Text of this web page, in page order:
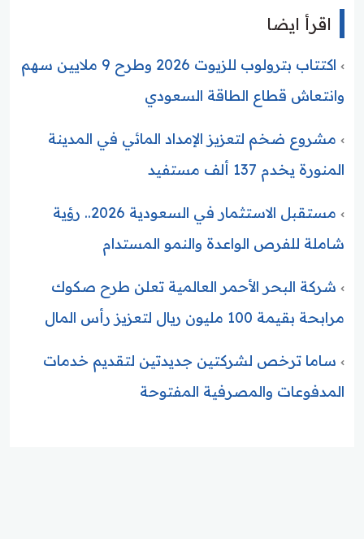
اقرأ ايضا
اكتتاب بترولوب للزيوت 2026 وطرح 9 ملايين سهم
وانتعاش قطاع الطاقة السعودي
مشروع ضخم لتعزيز الإمداد المائي في المدينة
المنورة يخدم 137 ألف مستفيد
مستقبل الاستثمار في السعودية 2026.. رؤية
شاملة للفرص الواعدة والنمو المستدام
شركة البحر الأحمر العالمية تعلن طرح صكوك
مرابحة بقيمة 100 مليون ريال لتعزيز رأس المال
ساما ترخص لشركتين جديدتين لتقديم خدمات
المدفوعات والمصرفية المفتوحة